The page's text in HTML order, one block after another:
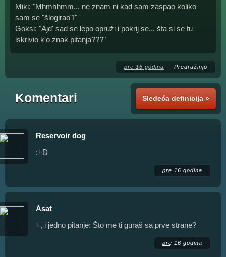
Miki: "Mhmhhmm... ne znam ni kad sam zaspao koliko
sam se "šlogirao"!"
Goksi: "Ajd' sad se lepo opruži i pokrij se... šta si se tu
iskrivio k'o znak pitanja???"
pre 16 godina Predražinjo
Sledeća definicija »
Komentari
Reservoir dog
:+D
pre 16 godina
Asat
+, i jedno pitanje: Što me ti guraš sa prve strane?
pre 16 godina